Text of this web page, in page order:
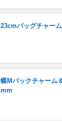
23cmバッグチャー
蝶Mバックチャーム
mm